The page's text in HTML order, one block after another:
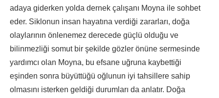
adaya giderken yolda dernek çalışanı Moyna ile sohbet
eder. Siklonun insan hayatına verdiği zararları, doğa
olaylarının önlenemez derecede güçlü olduğu ve
bilinmezliği somut bir şekilde gözler önüne sermesinde
yardımcı olan Moyna, bu efsane uğruna kaybettiği
eşinden sonra büyüttüğü oğlunun iyi tahsillere sahip
olmasını isterken geldiği durumları da anlatır. Doğa